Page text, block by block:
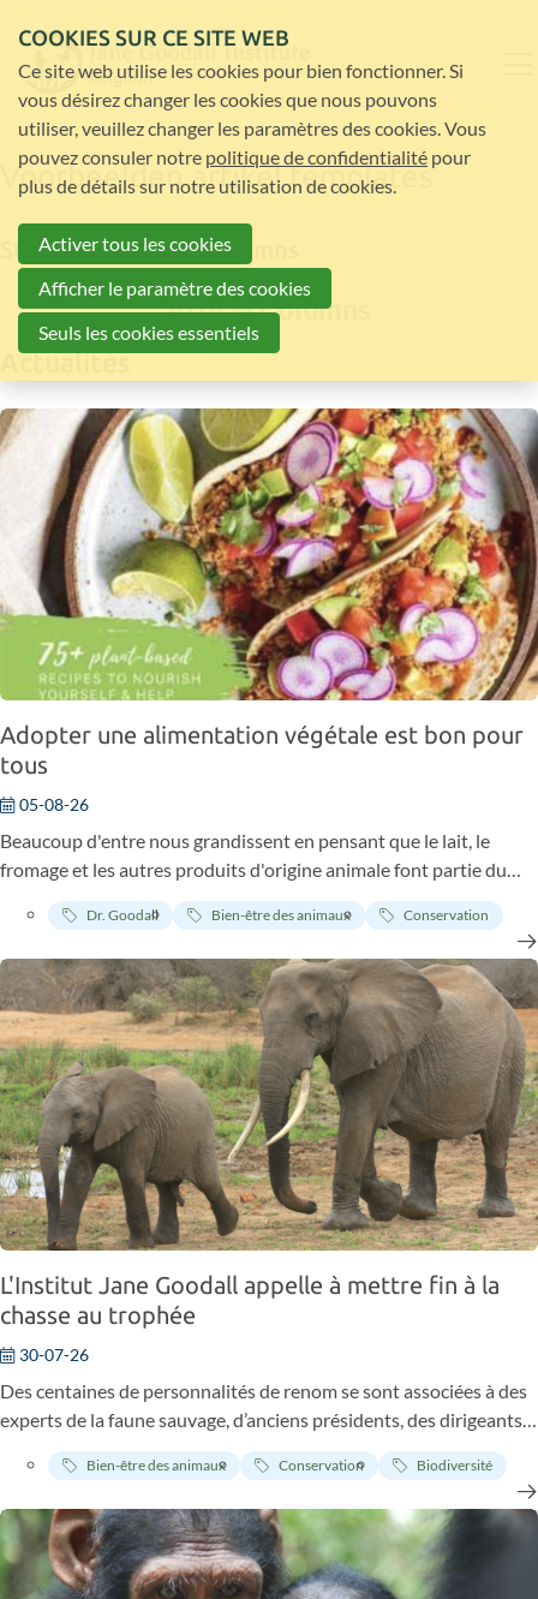
Voorbeelden artikel templates
Standard - Article Columns
Article Columns
Actualités
Adopter une alimentation végétale est bon pour
tous
05-08-26
Beaucoup d'entre nous grandissent en pensant que le lait, le
fromage et les autres produits d'origine animale font partie du
quotidien. Pourtant, si l'on examine de près la façon dont ces
aliments arrivent dans nos assiettes, on découvre une réalité bien
différente des images joyeuses véhiculées par la publicité. En
coulisses, pour les animaux, ce parcours est synonyme de
souffrances et de douleurs aussi bien contre-nature
qu'inhumaines.
Dr. Goodall Bien-être des animaux Conservation
L'Institut Jane Goodall appelle à mettre fin à la
chasse au trophée
30-07-26
Des centaines de personnalités de renom se sont associées à des
experts de la faune sauvage, d’anciens présidents, des dirigeants
de communautés africaines, des chefs religieux et des
représentants des peuples autochtones pour demander à l’ONU
d’abolir la chasse au trophée, qui coûte la vie à des dizaines de
milliers d’animaux menacés chaque année. Notre fondatrice, le Dr
Jane Goodall, a joué un rôle central dans cette campagne.
Bien-être des animaux Conservation Biodiversité
COOKIES SUR CE SITE WEB
Ce site web utilise les cookies pour bien fonctionner. Si
vous désirez changer les cookies que nous pouvons
utiliser, veuillez changer les paramètres des cookies. Vous
pouvez consuler notre politique de confidentialité pour
plus de détails sur notre utilisation de cookies.
Activer tous les cookies
Afficher le paramètre des cookies
Seuls les cookies essentiels